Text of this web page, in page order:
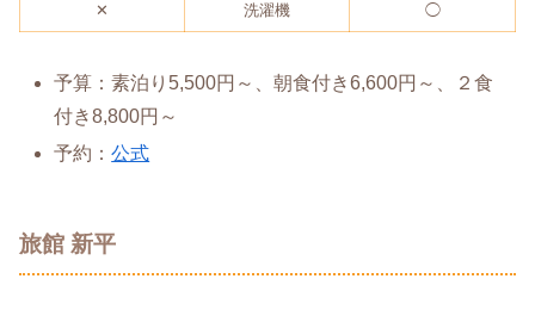
✕ 洗濯機 ◯
予算：素泊り5,500円～、朝食付き6,600円～、２食
付き8,800円～
予約：公式
旅館 新平